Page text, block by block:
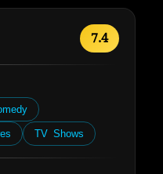
7.4
TV Shows